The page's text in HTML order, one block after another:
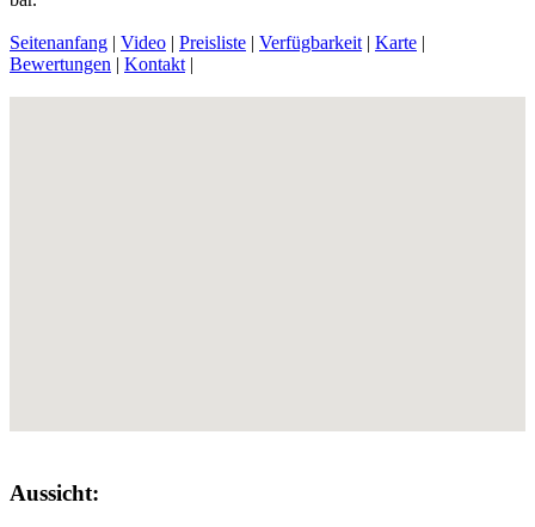
Seitenanfang | Video | Preisliste | Verfügbarkeit | Karte |
Bewertungen | Kontakt |
Aussicht: